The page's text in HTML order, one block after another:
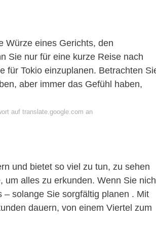
Würze eines Gerichts, den
Sie nur für eine kurze Reise nach
für Tokio einzuplanen. Betrachten
aber immer das Gefühl haben,
auf translate.google.com an
und bietet so viel zu tun, zu sehen
um alles zu erkunden. Wenn Sie
– solange Sie sorgfältig planen . Mit
dauern, von einem Viertel zum